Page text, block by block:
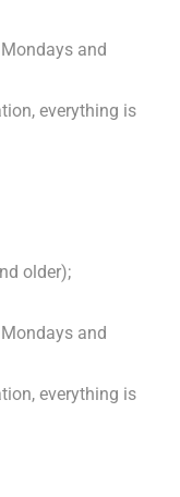
and
everything is
older);
and
everything is